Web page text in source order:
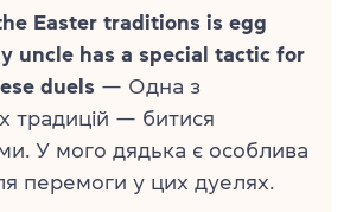
Easter traditions is egg
uncle has a special tactic for
duels — Одна з
традицій — битися
У мого дядька є особлива
перемоги у цих дуелях.